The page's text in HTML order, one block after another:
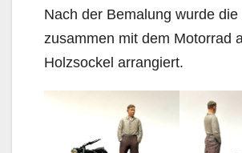
Nach der Bemalung wurde die
zusammen mit dem Motorrad
Holzsockel arrangiert.